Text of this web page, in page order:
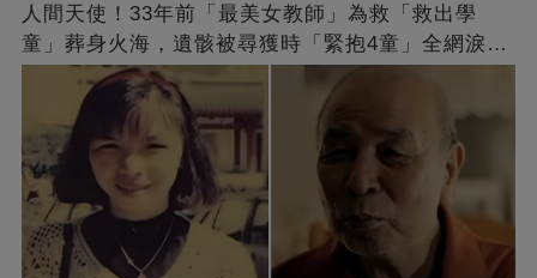
人間天使！33年前「最美女教師」為救「救出學
童」葬身火海，遺骸被尋獲時「緊抱4童」全網淚
崩：真正的英雄不該被遺忘